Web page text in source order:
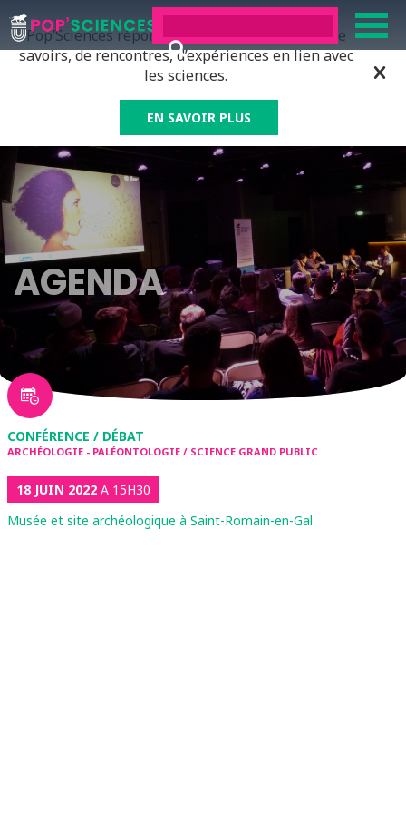
Pop’Sciences répond à tous ceux qui ont soif de
savoirs, de rencontres, d’expériences en lien avec
les sciences.
EN SAVOIR PLUS
AGENDA
CONFÉRENCE / DÉBAT
ARCHÉOLOGIE - PALÉONTOLOGIE / SCIENCE GRAND PUBLIC
18 JUIN 2022 A 15H30
Musée et site archéologique à Saint-Romain-en-Gal